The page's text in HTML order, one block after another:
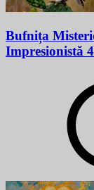
Bufnița
Impresionistă